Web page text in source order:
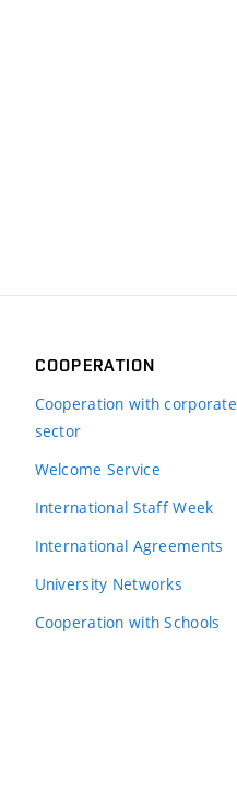
COOPERATION
Cooperation with corporate
sector
Welcome Service
International Staff Week
International Agreements
University Networks
Cooperation with Schools